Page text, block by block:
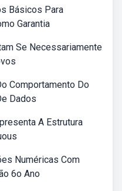
Básicos Para
Garantia
Se Necessariamente
Comportamento Do
Dados
A Estrutura
Numéricas Com
6o Ano